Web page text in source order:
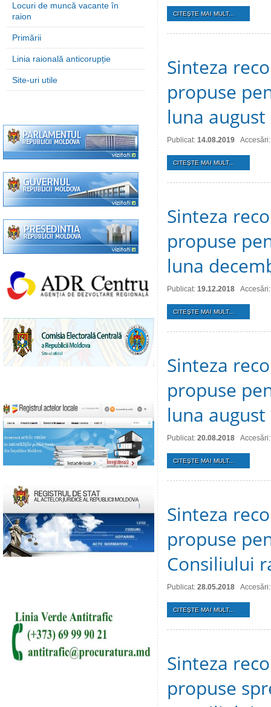
Locuri de muncă vacante în
raion
Primării
Linia raională anticorupție
Site-uri utile
CITEŞTE MAI MULT...
Sinteza
propuse
luna august
Publicat: 14.08.2019
CITEŞTE MAI MULT...
Sinteza
propuse
luna
Publicat: 19.12.2018
CITEŞTE MAI MULT...
Sinteza
propuse
luna august
Publicat: 20.08.2018
CITEŞTE MAI MULT...
Sinteza
propuse
Consiliului
Publicat: 28.05.2018
CITEŞTE MAI MULT...
Sinteza
propuse